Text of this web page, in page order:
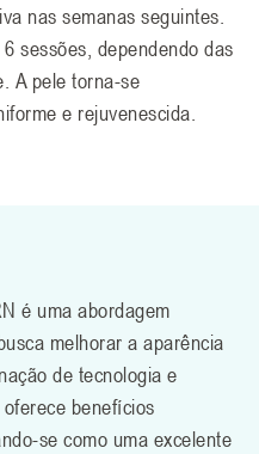
nas semanas seguintes.
sessões, dependendo das
A pele torna-se
e rejuvenescida.
é uma abordagem
melhorar a aparência
de tecnologia e
benefícios
se como uma excelente